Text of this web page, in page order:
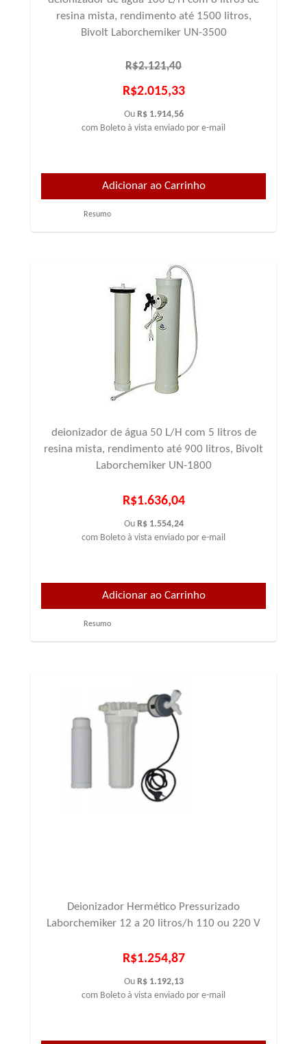
resina mista, rendimento até 1500 litros,
Bivolt Laborchemiker UN-3500
R$2.121,40
R$2.015,33
Ou R$ 1.914,56
com Boleto à vista enviado por e-mail
Resumo
deionizador de água 50 L/H com 5 litros de
resina mista, rendimento até 900 litros, Bivolt
Laborchemiker UN-1800
R$1.636,04
Ou R$ 1.554,24
com Boleto à vista enviado por e-mail
Resumo
Deionizador Hermético Pressurizado
Laborchemiker 12 a 20 litros/h 110 ou 220 V
R$1.254,87
Ou R$ 1.192,13
com Boleto à vista enviado por e-mail